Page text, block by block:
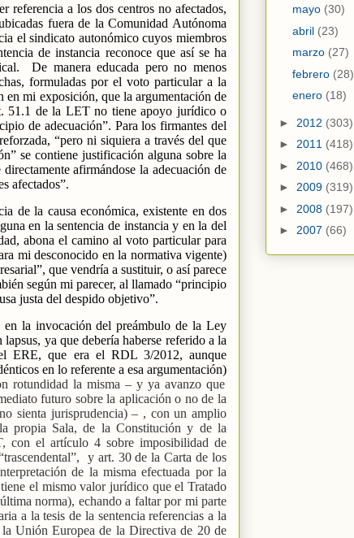
referencia a los dos centros no afectados,
fuera de la Comunidad Autónoma
el sindicato autonómico cuyos miembros
de instancia reconoce que así se ha
De manera educada pero no menos
formuladas por el voto particular a la
en mi exposición, que la argumentación de
51.1 de la LET no tiene apoyo jurídico o
de adecuación”. Para los firmantes del
“pero ni siquiera a través del que
se contiene justificación alguna sobre la
afirmándose la adecuación de
afectados”.
de la causa económica, existente en dos
en la sentencia de instancia y en la del
abona el camino al voto particular para
mi desconocido en la normativa vigente)
que vendría a sustituir, o así parece
según mi parecer, al llamado “principio
justa del despido objetivo”.
la invocación del preámbulo de la Ley
ya que debería haberse referido a la
ERE, que era el RDL 3/2012, aunque
en lo referente a esa argumentación)
rotundidad la misma – y ya avanzo que
futuro sobre la aplicación o no de la
sienta jurisprudencia) – , con un amplio
propia Sala, de la Constitución y de la
con el artículo 4 sobre imposibilidad de
y art. 30 de la Carta de los
de la misma efectuada por la
el mismo valor jurídico que el Tratado
norma), echando a faltar por mi parte
a la tesis de la sentencia referencias a la
Unión Europea de la Directiva de 20 de
mayo (30)
abril (23)
marzo (27)
febrero (28)
enero (18)
► 2012 (303)
► 2011 (418)
► 2010 (468)
► 2009 (319)
► 2008 (197)
► 2007 (66)